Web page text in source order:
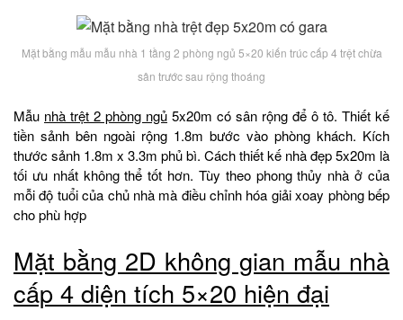
Mặt bằng mẫu mẫu nhà 1 tầng 2 phòng ngủ 5×20 kiến trúc cấp 4 trệt chừa
sân trước sau rộng thoáng
Mẫu nhà trệt 2 phòng ngủ 5x20m có sân rộng để ô tô. Thiết kế
tiền sảnh bên ngoài rộng 1.8m bước vào phòng khách. Kích
thước sảnh 1.8m x 3.3m phủ bì. Cách thiết kế nhà đẹp 5x20m là
tối ưu nhất không thể tốt hơn. Tùy theo phong thủy nhà ở của
mỗi độ tuổi của chủ nhà mà điều chỉnh hóa giải xoay phòng bếp
cho phù hợp
Mặt bằng 2D không gian mẫu nhà
cấp 4 diện tích 5×20 hiện đại